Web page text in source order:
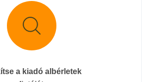
a kiadó albérletek